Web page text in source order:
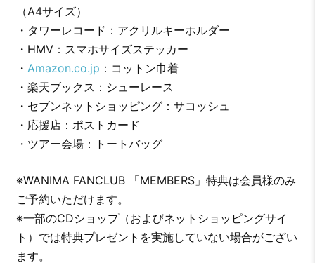
（A4サイズ）
・タワーレコード：アクリルキーホルダー
・HMV：スマホサイズステッカー
・ Amazon.co.jp ：コットン巾着
・楽天ブックス：シューレース
・セブンネットショッピング：サコッシュ
・応援店：ポストカード
・ツアー会場：トートバッグ
※WANIMA FANCLUB 「MEMBERS」特典は会員様のみ
ご予約いただけます。
※一部のCDショップ（およびネットショッピングサイ
ト）では特典プレゼントを実施していない場合がござい
ます。